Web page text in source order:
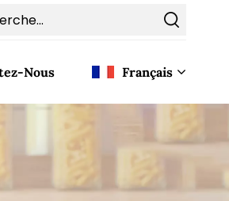
Nous Français
English
Français